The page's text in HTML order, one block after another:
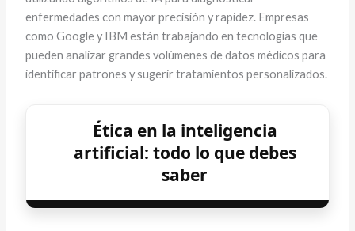
enfermedades con mayor precisión y rapidez. Empresas
como Google y IBM están trabajando en tecnologías que
pueden analizar grandes volúmenes de datos médicos para
identificar patrones y sugerir tratamientos personalizados.
Ética en la inteligencia
artificial: todo lo que debes
saber